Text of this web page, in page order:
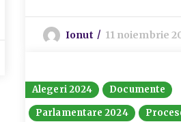
Ionut 11 noiembrie
Alegeri 2024
Documente
Parlamentare 2024